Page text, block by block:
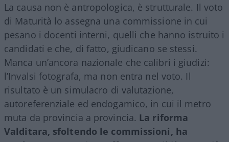
La causa non è antropologica, è strutturale. Il voto
di Maturità lo assegna una commissione in cui
pesano i docenti interni, quelli che hanno istruito i
candidati e che, di fatto, giudicano se stessi.
Manca un’ancora nazionale che calibri i giudizi:
l’Invalsi fotografa, ma non entra nel voto. Il
risultato è un simulacro di valutazione,
autoreferenziale ed endogamico, in cui il metro
muta da provincia a provincia. La riforma
Valditara, sfoltendo le commissioni, ha